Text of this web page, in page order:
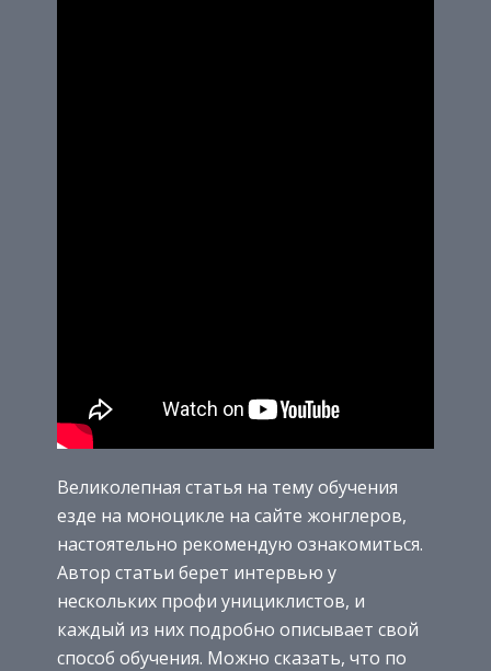
Великолепная статья на тему обучения
езде на моноцикле на сайте жонглеров,
настоятельно рекомендую ознакомиться.
Автор статьи берет интервью у
нескольких профи унициклистов, и
каждый из них подробно описывает свой
способ обучения. Можно сказать, что по